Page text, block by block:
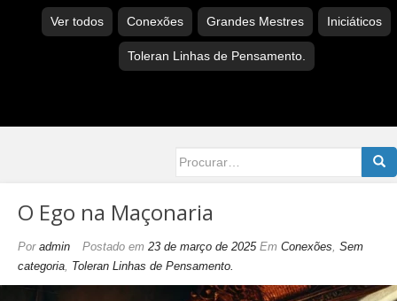
Ver todos Conexões Grandes Mestres Iniciáticos
Toleran Linhas de Pensamento.
for:
O Ego na Maçonaria
Por admin Postado em 23 de março de 2025 Em Conexões, Sem
categoria, Toleran Linhas de Pensamento.